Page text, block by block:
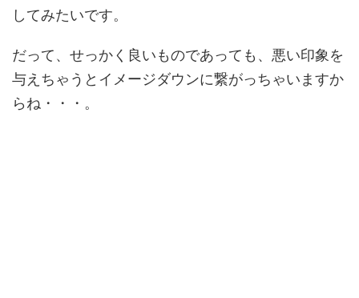
してみたいです。
だって、せっかく良いものであっても、悪い印象を
与えちゃうとイメージダウンに繋がっちゃいますか
らね・・・。